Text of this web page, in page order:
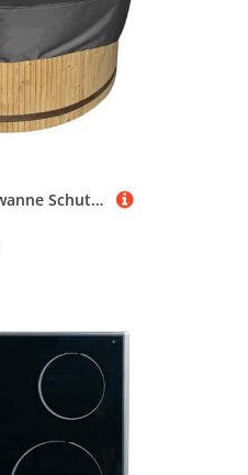
Hottub/Spa Badewanne Schutzhülle Rund - 200 x 30 cm - Schwarz